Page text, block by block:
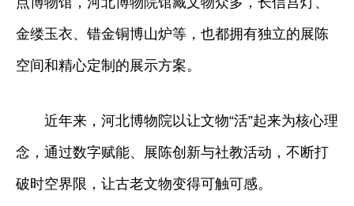
金缕玉衣、错金铜博山炉等，也都拥有独立的展陈
空间和精心定制的展示方案。
近年来，河北博物院以让文物“活”起来为核心理
念，通过数字赋能、展陈创新与社教活动，不断打
破时空界限，让古老文物变得可触可感。